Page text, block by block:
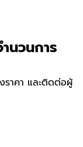
นวนการ
าคา และติดต่อผู้